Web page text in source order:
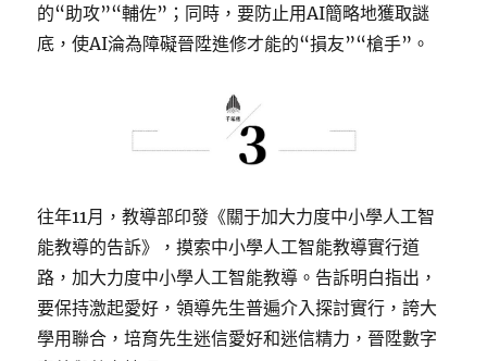
的“助攻”“輔佐”；同時，要防止用AI簡略地獲取謎
底，使AI淪為障礙晉陞進修才能的“損友”“槍手”。
往年11月，教導部印發《關于加大力度中小學人工智
能教導的告訴》，摸索中小學人工智能教導實行道
路，加大力度中小學人工智能教導。告訴明白指出，
要保持激起愛好，領導先生普遍介入探討實行，誇大
學用聯合，培育先生迷信愛好和迷信精力，晉陞數字